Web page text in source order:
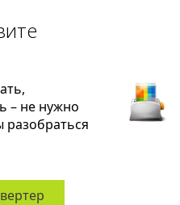
– не нужно
разобраться